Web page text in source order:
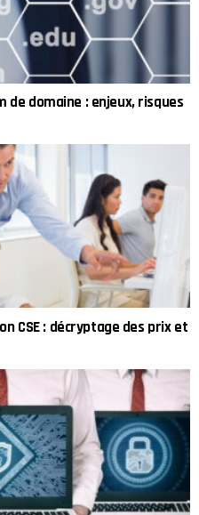
domaine : enjeux, risques
CSE : décryptage des prix et